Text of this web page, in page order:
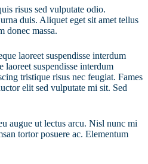
risus sed vulputate odio.
duis. Aliquet eget sit amet tellus
donec massa.
laoreet suspendisse interdum
suspendisse interdum
tristique risus nec feugiat. Fames
elit sed vulputate mi sit. Sed
augue ut lectus arcu. Nisl nunc mi
tortor posuere ac. Elementum